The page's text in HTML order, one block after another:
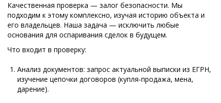
Качественная проверка — залог безопасности. Мы
подходим к этому комплексно, изучая историю объекта и
его владельцев. Наша задача — исключить любые
основания для оспаривания сделок в будущем.
Что входит в проверку:
Анализ документов: запрос актуальной выписки из ЕГРН,
изучение цепочки договоров (купля-продажа, мена,
дарение).